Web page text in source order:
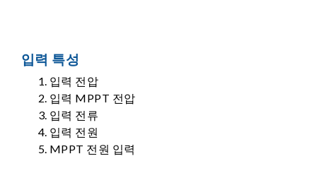
입력 특성
입력 전압
입력 MPPT 전압
입력 전류
입력 전원
MPPT 전원 입력